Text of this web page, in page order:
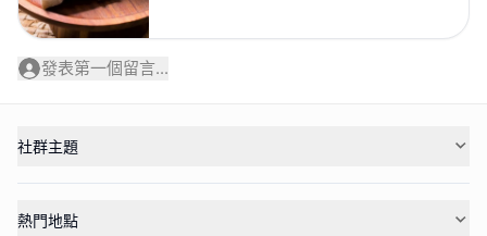
發表第一個留言...
社群主題
熱門地點